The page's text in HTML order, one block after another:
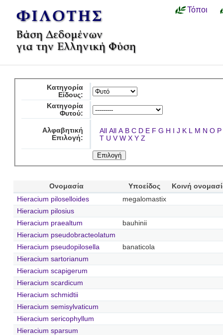
Τόποι
Κατηγορία
Είδους:
Κατηγορία
Φυτού:
Αλφαβητική
Επιλογή:
All All A B C D E F G H I J K L M N O P
T U V W X Y Z
Ονομασία Υποείδος
Κοινή
Hieracium piloselloides
megalomastix
Hieracium pilosius
Hieracium praealtum
bauhinii
Hieracium pseudobracteolatum
Hieracium pseudopilosella
banaticola
Hieracium sartorianum
Hieracium scapigerum
Hieracium scardicum
Hieracium schmidtii
Hieracium semisylvaticum
Hieracium sericophyllum
Hieracium sparsum